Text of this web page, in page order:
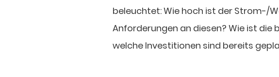
beleuchtet: Wie hoch ist der Strom-/
Anforderungen an diesen? Wie ist
welche Investitionen sind bereits